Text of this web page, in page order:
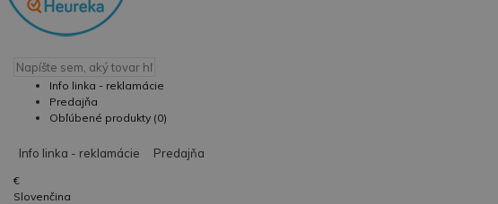
Info linka - reklamácie
Predajňa
Obľúbené produkty (0)
Info linka - reklamácie Predajňa
€
Slovenčina